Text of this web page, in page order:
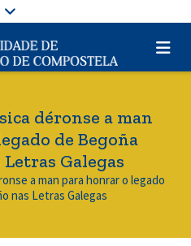
déronse a man
de Begoña
Letras Galegas
a man para honrar o legado
nas Letras Galegas